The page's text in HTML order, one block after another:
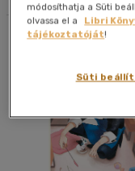
Megjelenítés
20 db / oldal
módosíthatja a Süti
olvassa el a
Libri
tájékoztatóját!
Süti